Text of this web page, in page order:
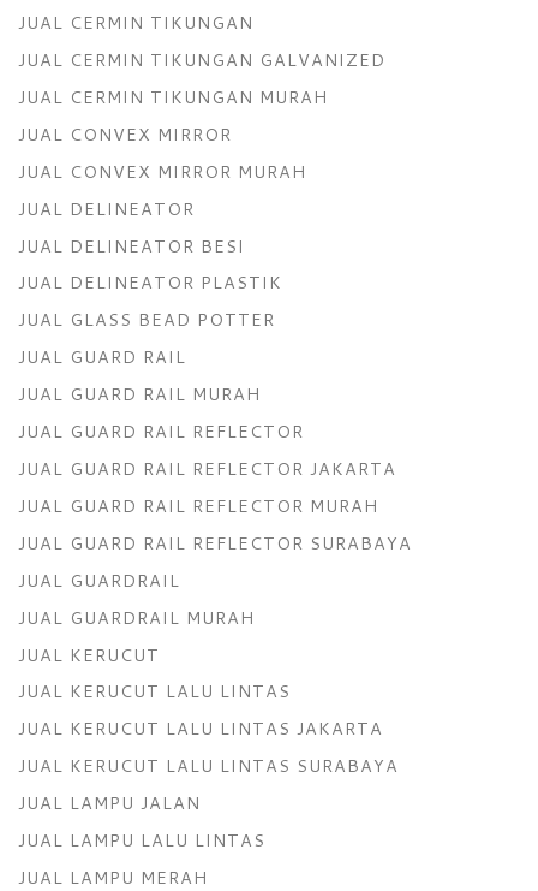
JUAL CERMIN TIKUNGAN
JUAL CERMIN TIKUNGAN GALVANIZED
JUAL CERMIN TIKUNGAN MURAH
JUAL CONVEX MIRROR
JUAL CONVEX MIRROR MURAH
JUAL DELINEATOR
JUAL DELINEATOR BESI
JUAL DELINEATOR PLASTIK
JUAL GLASS BEAD POTTER
JUAL GUARD RAIL
JUAL GUARD RAIL MURAH
JUAL GUARD RAIL REFLECTOR
JUAL GUARD RAIL REFLECTOR JAKARTA
JUAL GUARD RAIL REFLECTOR MURAH
JUAL GUARD RAIL REFLECTOR SURABAYA
JUAL GUARDRAIL
JUAL GUARDRAIL MURAH
JUAL KERUCUT
JUAL KERUCUT LALU LINTAS
JUAL KERUCUT LALU LINTAS JAKARTA
JUAL KERUCUT LALU LINTAS SURABAYA
JUAL LAMPU JALAN
JUAL LAMPU LALU LINTAS
JUAL LAMPU MERAH